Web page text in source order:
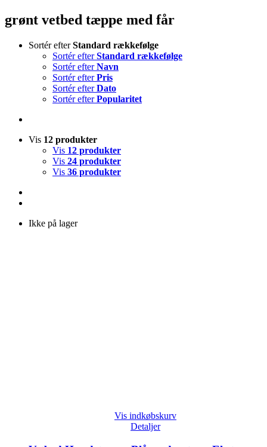
grønt vetbed tæppe med får
Sortér efterStandard rækkefølge
Sortér efterStandard rækkefølge
Sortér efterNavn
Sortér efterPris
Sortér efterDato
Sortér efterPopularitet
Vis 12 produkter
Vis 12 produkter
Vis 24 produkter
Vis 36 produkter
Ikke på lager
Vis indkøbskurv
Detaljer